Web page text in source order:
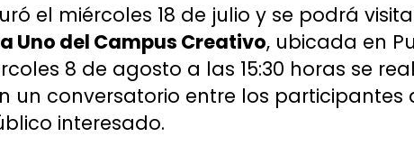
el miércoles 18 de julio y se podrá
Uno del Campus Creativo, ubicada en
8 de agosto a las 15:30 horas se
un conversatorio entre los participantes
interesado.